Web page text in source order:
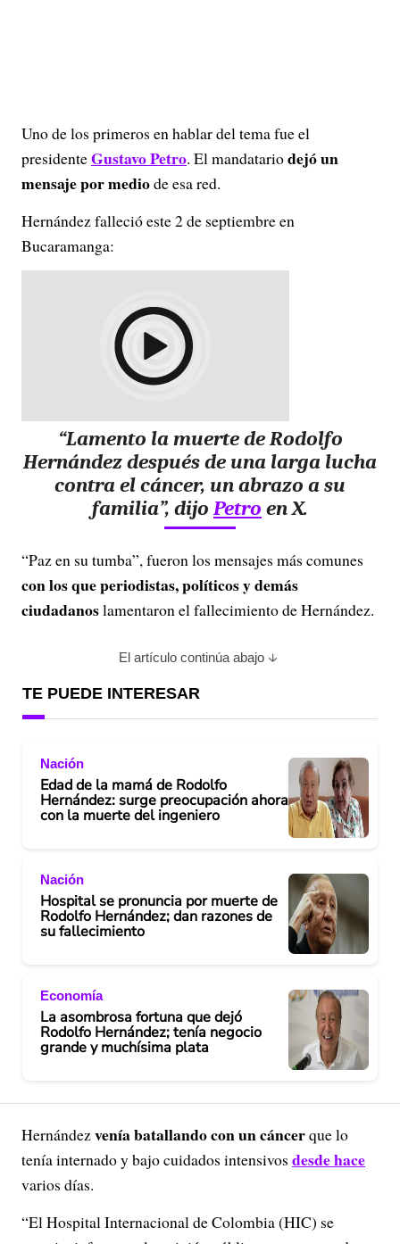
Uno de los primeros en hablar del tema fue el
presidenteGustavo Petro. El mandatariodejó un
mensaje por mediode esa red.
Hernández falleció este 2 de septiembre en
Bucaramanga:
“Lamento la muerte de Rodolfo
Hernández después de una larga lucha
contra el cáncer, un abrazo a su
familia”, dijo Petro en X.
“Paz en su tumba”, fueron los mensajes más comunes
con los que periodistas, políticos y demás
ciudadanoslamentaron el fallecimiento de Hernández.
El artículo continúa abajo
TE PUEDE INTERESAR
Nación
Edad de la mamá de Rodolfo
Hernández: surge preocupación ahora
con la muerte del ingeniero
Nación
Hospital se pronuncia por muerte de
Rodolfo Hernández; dan razones de
su fallecimiento
Economía
La asombrosa fortuna que dejó
Rodolfo Hernández; tenía negocio
grande y muchísima plata
Hernándezvenía batallando con un cáncerque lo
tenía internado y bajo cuidados intensivos desde hace
varios días.
“El Hospital Internacional de Colombia (HIC) se